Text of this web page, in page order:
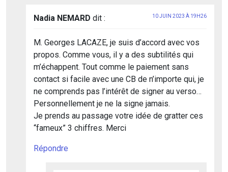
Nadia NEMARD dit : 10 JUIN 2023 À 19H26
M. Georges LACAZE, je suis d’accord avec vos
propos. Comme vous, il y a des subtilités qui
m’échappent. Tout comme le paiement sans
contact si facile avec une CB de n’importe qui, je
ne comprends pas l’intérêt de signer au verso…
Personnellement je ne la signe jamais.
Je prends au passage votre idée de gratter ces
“fameux” 3 chiffres. Merci
Répondre